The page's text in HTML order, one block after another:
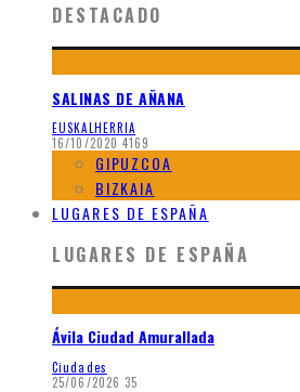
DESTACADO
SALINAS DE AÑANA
EUSKALHERRIA
16/10/2020 4169
GIPUZCOA
BIZKAIA
LUGARES DE ESPAÑA
LUGARES DE ESPAÑA
Ávila Ciudad Amurallada
Ciudades
25/06/2026 35